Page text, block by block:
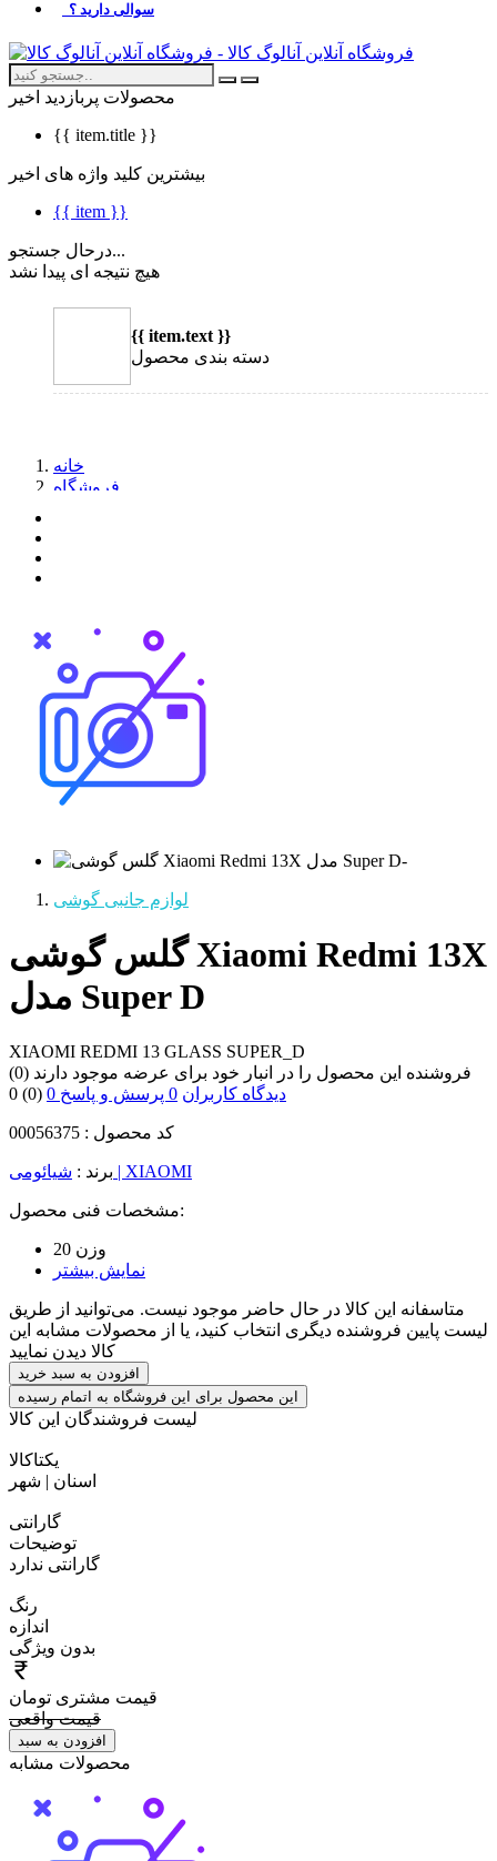
سوالی دارید ؟
محصولات پربازدید اخیر
{{ item.title }}
بیشترین کلید واژه های اخیر
{{ item }}
درحال جستجو...
هیچ نتیجه ای پیدا نشد
{{ item.text }}
دسته بندی محصول
خانه
فروشگاه
لوازم جانبی گوشی
گلس گوشی Xiaomi Redmi 13X
مدل Super D
XIAOMI REDMI 13 GLASS SUPER_D
(0) فروشنده این محصول را در انبار خود برای عرضه موجود دارند
0 (0) 0 دیدگاه کاربران 0 پرسش و پاسخ
کد محصول : 00056375
برند : شیائومی | XIAOMI
مشخصات فنی محصول:
وزن 20
نمایش بیشتر
متاسفانه این کالا در حال حاضر موجود نیست. می‌توانید از طریق
لیست پایین فروشنده دیگری انتخاب کنید، یا از محصولات مشابه این
کالا دیدن نمایید
افزودن به سبد خرید
این محصول برای این فروشگاه به اتمام رسیده
لیست فروشندگان این کالا
یکتاکالا
اسنان | شهر
گارانتی
توضیحات
گارانتی ندارد
رنگ
اندازه
بدون ویژگی
قیمت مشتری تومان
قیمت واقعی
افزودن به سبد
محصولات مشابه